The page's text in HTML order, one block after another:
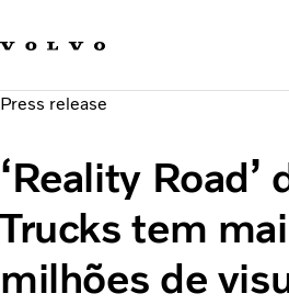
Carreira
Sustentabilidade e
Press release
‘Reality Road’
Trucks tem
milhões de